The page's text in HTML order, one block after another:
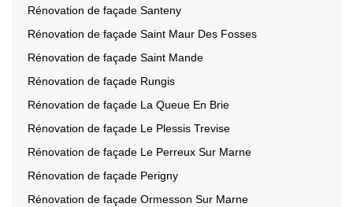
Rénovation de façade Santeny
Rénovation de façade Saint Maur Des Fosses
Rénovation de façade Saint Mande
Rénovation de façade Rungis
Rénovation de façade La Queue En Brie
Rénovation de façade Le Plessis Trevise
Rénovation de façade Le Perreux Sur Marne
Rénovation de façade Perigny
Rénovation de façade Ormesson Sur Marne